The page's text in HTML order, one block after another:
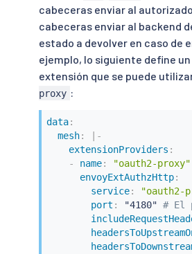
cabeceras enviar al
cabeceras enviar al backend
estado a devolver en caso de
ejemplo, lo siguiente define
extensión que se puede
proxy :
data:
mesh:
-
extensionProviders :
-
name:
"oauth2-proxy"
envoyExtAuthzHttp:
service:
port : "4180" # El